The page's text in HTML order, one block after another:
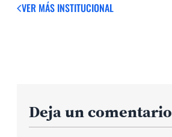
VER MÁS INSTITUCIONAL
Deja un comentario